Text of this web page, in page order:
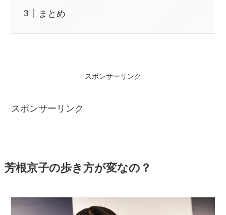
まとめ
スポンサーリンク
スポンサーリンク
芳根京子の歩き方が変なの？